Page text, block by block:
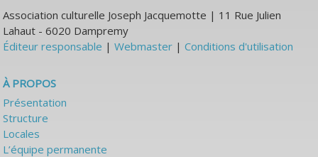
Association culturelle Joseph Jacquemotte | 11 Rue Julien
Lahaut - 6020 Dampremy
Éditeur responsable |Webmaster |Conditions d'utilisation
À PROPOS
Présentation
Structure
Locales
L’équipe permanente